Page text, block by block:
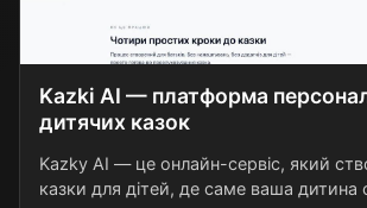
Kazki AI — платформа
дитячих казок
Kazky AI — це онлайн-сервіс, який
казки для дітей, де саме ваша дитина